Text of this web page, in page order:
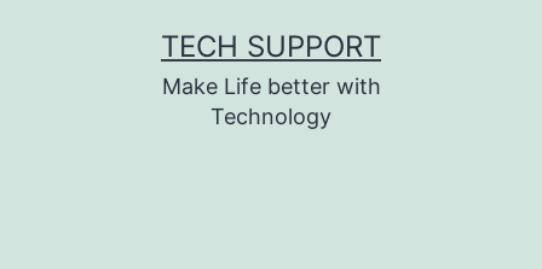
TECH SUPPORT
Make Life better with
Technology